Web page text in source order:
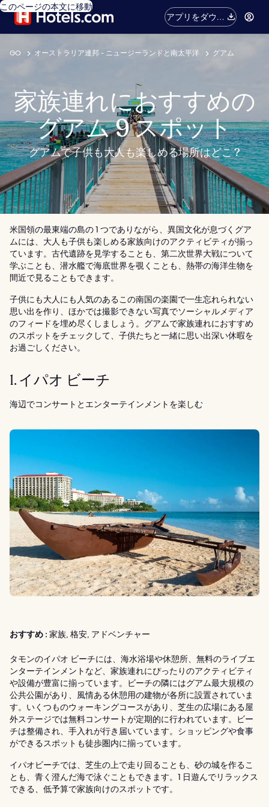
このページの本文に移動
アプリをダウン
ロード
GO オーストラリア連邦 - ニュージーランドと南太平洋 グアム
家族連れにおすすめの
グアム 9 スポット
グアムで子供も大人も楽しめる場所はどこ ?
米国領の最東端の島の 1 つでありながら、異国文化が息づくグア
ムには、大人も子供も楽しめる家族向けのアクティビティが揃っ
ています。古代遺跡を見学することも、第二次世界大戦について
学ぶことも、潜水艦で海底世界を覗くことも、熱帯の海洋生物を
間近で見ることもできます。
子供にも大人にも人気のあるこの南国の楽園で一生忘れられない
思い出を作り、ほかでは撮影できない写真でソーシャルメディア
のフィードを埋め尽くしましょう。グアムで家族連れにおすすめ
のスポットをチェックして、子供たちと一緒に思い出深い休暇を
お過ごしください。
1. イパオ ビーチ
海辺でコンサートとエンターテインメントを楽しむ
おすすめ : 家族, 格安, アドベンチャー
タモンのイパオ ビーチには、海水浴場や休憩所、無料のライブエ
ンターテインメントなど、家族連れにぴったりのアクティビティ
や設備が豊富に揃っています。ビーチの隣にはグアム最大規模の
公共公園があり、風情ある休憩用の建物が各所に設置されていま
す。いくつものウォーキングコースがあり、芝生の広場にある屋
外ステージでは無料コンサートが定期的に行われています。ビー
チは整備され、手入れが行き届いています。ショッピングや食事
ができるスポットも徒歩圏内に揃っています。
イパオビーチでは、芝生の上で走り回ることも、砂の城を作るこ
とも、青く澄んだ海で泳ぐこともできます。1 日遊んでリラックス
できる、低予算で家族向けのスポットです。